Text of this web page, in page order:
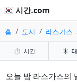
🇰🇷 시간.com
홈 도시 라스가스
⏱️ 시간 ☀️
오늘 밤 라스가스의